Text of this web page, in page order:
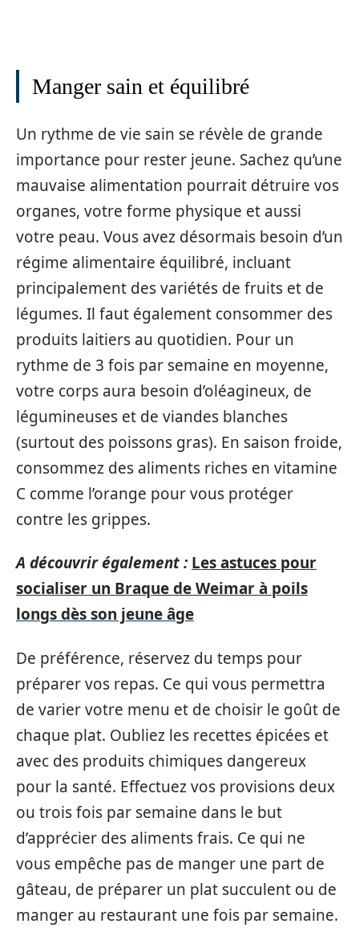
Manger sain et équilibré
Un rythme de vie sain se révèle de grande
importance pour rester jeune. Sachez qu’une
mauvaise alimentation pourrait détruire vos
organes, votre forme physique et aussi
votre peau. Vous avez désormais besoin d’un
régime alimentaire équilibré, incluant
principalement des variétés de fruits et de
légumes. Il faut également consommer des
produits laitiers au quotidien. Pour un
rythme de 3 fois par semaine en moyenne,
votre corps aura besoin d’oléagineux, de
légumineuses et de viandes blanches
(surtout des poissons gras). En saison froide,
consommez des aliments riches en vitamine
C comme l’orange pour vous protéger
contre les grippes.
A découvrir également : Les astuces pour
socialiser un Braque de Weimar à poils
longs dès son jeune âge
De préférence, réservez du temps pour
préparer vos repas. Ce qui vous permettra
de varier votre menu et de choisir le goût de
chaque plat. Oubliez les recettes épicées et
avec des produits chimiques dangereux
pour la santé. Effectuez vos provisions deux
ou trois fois par semaine dans le but
d’apprécier des aliments frais. Ce qui ne
vous empêche pas de manger une part de
gâteau, de préparer un plat succulent ou de
manger au restaurant une fois par semaine.